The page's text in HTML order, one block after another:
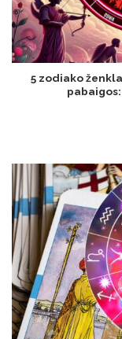
5 zodiako